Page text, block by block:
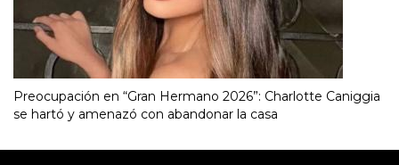
Preocupación en “Gran Hermano 2026”: Charlotte Caniggia
se hartó y amenazó con abandonar la casa